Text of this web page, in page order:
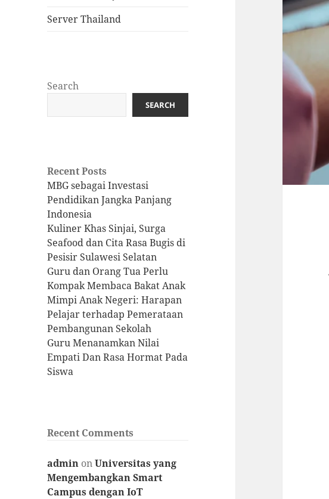
Server Thailand
Search
SEARCH
Recent Posts
MBG sebagai Investasi
Pendidikan Jangka Panjang
Indonesia
Kuliner Khas Sinjai, Surga
Seafood dan Cita Rasa Bugis di
Pesisir Sulawesi Selatan
Guru dan Orang Tua Perlu
Kompak Membaca Bakat Anak
Mimpi Anak Negeri: Harapan
Pelajar terhadap Pemerataan
Pembangunan Sekolah
Guru Menanamkan Nilai
Empati Dan Rasa Hormat Pada
Siswa
Recent Comments
admin onUniversitas yang
Mengembangkan Smart
Campus dengan IoT